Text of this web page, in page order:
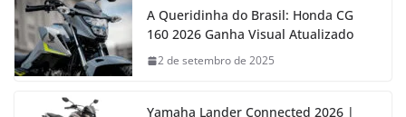
A Queridinha do Brasil: Honda CG
160 2026 Ganha Visual Atualizado
2 de setembro de 2025
Yamaha Lander Connected 2026 |